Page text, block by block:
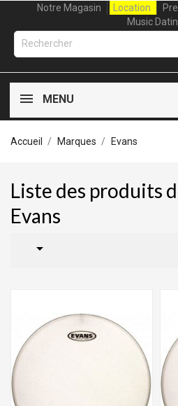
Notre Magasin Location
Music
MENU
Accueil Marques Evans
Liste des produits
Evans
